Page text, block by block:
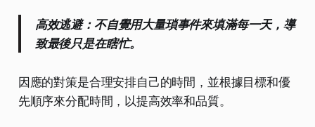
高效逃避：不自覺用大量瑣事件來填滿每一天，導
致最後只是在瞎忙。
因應的對策是合理安排自己的時間，並根據目標和優
先順序來分配時間，以提高效率和品質。